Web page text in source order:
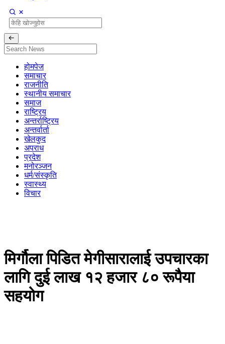
होमपेज
समाचार
राजनीति
स्थानीय समाचार
समाज
राष्ट्रिय
अन्तर्राष्ट्रिय
अन्तर्वार्ता
खेलकुद
अपराध
प्रदेश
मनोरञ्जन
धर्म/संस्कृति
स्वास्थ्य
विचार
मिर्गौला पिडित मेगीसारालाई उपचारका
लागि दुई लाख १२ हजार ८० रूपैया
सहयोग